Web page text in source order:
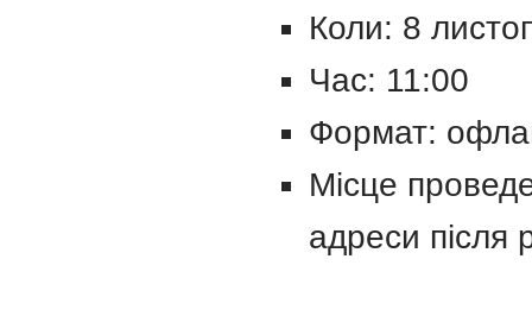
Коли: 8
Час: 11:00
Формат:
Місце
адреси після